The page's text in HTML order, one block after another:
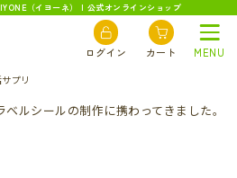
（イヨーネ） | 公式オンラインショップ
ログイン カート MENU
プリ
ルシールの制作に携わってきました。